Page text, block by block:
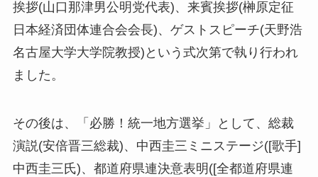
挨拶(山口那津男公明党代表)、来賓挨拶(榊原定征
日本経済団体連合会会長)、ゲストスピーチ(天野浩
名古屋大学大学院教授)という式次第で執り行われ
ました。
その後は、「必勝！統一地方選挙」として、総裁
演説(安倍晋三総裁)、中西圭三ミニステージ([歌手]
中西圭三氏)、都道府県連決意表明([全都道府県連